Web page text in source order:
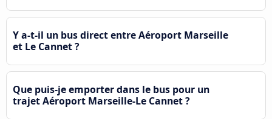
Y a-t-il un bus direct entre Aéroport Marseille
et Le Cannet ?
Que puis-je emporter dans le bus pour un
trajet Aéroport Marseille-Le Cannet ?